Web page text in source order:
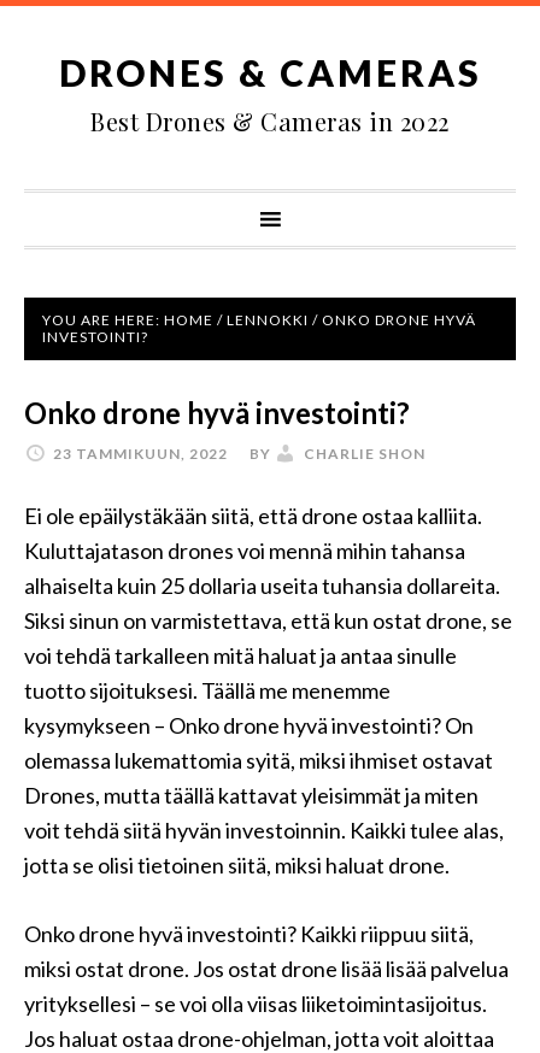
DRONES & CAMERAS
Best Drones & Cameras in 2022
YOU ARE HERE: HOME / LENNOKKI / ONKO DRONE HYVÄ
INVESTOINTI?
Onko drone hyvä investointi?
23 TAMMIKUUN, 2022 BY CHARLIE SHON
Ei ole epäilystäkään siitä, että drone ostaa kalliita.
Kuluttajatason drones voi mennä mihin tahansa
alhaiselta kuin 25 dollaria useita tuhansia dollareita.
Siksi sinun on varmistettava, että kun ostat drone, se
voi tehdä tarkalleen mitä haluat ja antaa sinulle
tuotto sijoituksesi. Täällä me menemme
kysymykseen – Onko drone hyvä investointi? On
olemassa lukemattomia syitä, miksi ihmiset ostavat
Drones, mutta täällä kattavat yleisimmät ja miten
voit tehdä siitä hyvän investoinnin. Kaikki tulee alas,
jotta se olisi tietoinen siitä, miksi haluat drone.
Onko drone hyvä investointi? Kaikki riippuu siitä,
miksi ostat drone. Jos ostat drone lisää lisää palvelua
yrityksellesi – se voi olla viisas liiketoimintasijoitus.
Jos haluat ostaa drone-ohjelman, jotta voit aloittaa